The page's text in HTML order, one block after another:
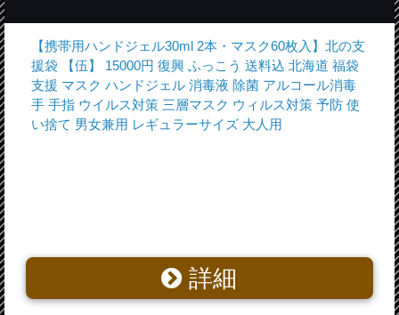
【携帯用ハンドジェル30ml 2本・マスク60枚入】北の支
援袋 【伍】 15000円 復興 ふっこう 送料込 北海道 福袋
支援 マスク ハンドジェル 消毒液 除菌 アルコール消毒
手 手指 ウイルス対策 三層マスク ウィルス対策 予防 使
い捨て 男女兼用 レギュラーサイズ 大人用
詳細